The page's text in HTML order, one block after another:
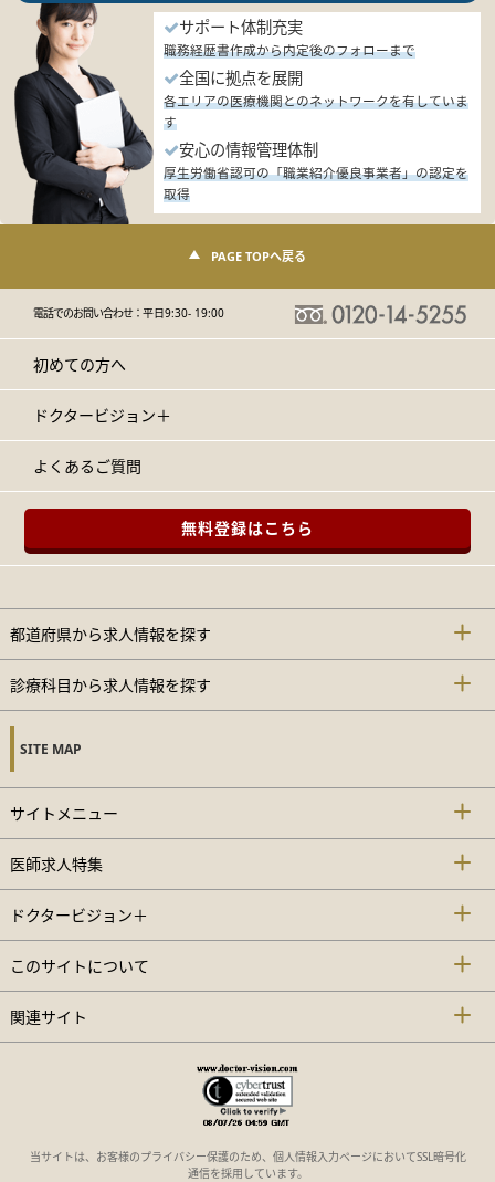
サポート体制充実
職務経歴書作成から内定後のフォローまで
全国に拠点を展開
各エリアの医療機関とのネットワークを有していま
す
安心の情報管理体制
厚生労働省認可の「職業紹介優良事業者」の認定を
取得
PAGE TOPへ戻る
電話でのお問い合わせ：平日9:30- 19:00
初めての方へ
ドクタービジョン＋
よくあるご質問
無料登録はこちら
都道府県から求人情報を探す
診療科目から求人情報を探す
SITE MAP
サイトメニュー
医師求人特集
ドクタービジョン＋
このサイトについて
関連サイト
当サイトは、お客様のプライバシー保護のため、個人情報入力ページにおいてSSL暗号化
通信を採用しています。